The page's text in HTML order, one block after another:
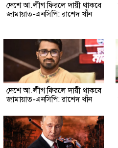
দেশে আ.লীগ ফিরলে দায়ী থাকবে
জামায়াত-এনসিপি: রাশেদ খাঁন
দেশে আ.লীগ ফিরলে দায়ী থাকবে
জামায়াত-এনসিপি: রাশেদ খাঁন